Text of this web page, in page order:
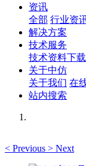
资讯
全部 行业资
解决方案
技术服务
技术资料下载
关于中仿
关于我们 在
站内搜索
< Previous > Next